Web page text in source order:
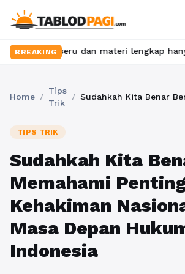
BREAKING
dan materi lengkap hanya di
Home /
Tips
Trik
/
TIPS TRIK
Sudahkah Kita
Memahami
Kehakiman
Masa Depan
Indonesia